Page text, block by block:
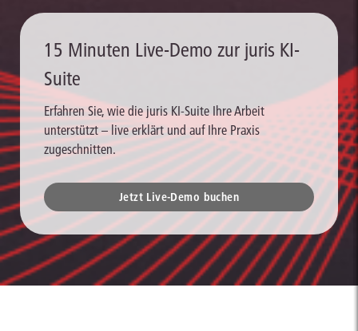
15 Minuten Live-Demo zur juris KI-
Suite
Erfahren Sie, wie die juris KI-Suite Ihre Arbeit
unterstützt – live erklärt und auf Ihre Praxis
zugeschnitten.
Jetzt Live-Demo buchen